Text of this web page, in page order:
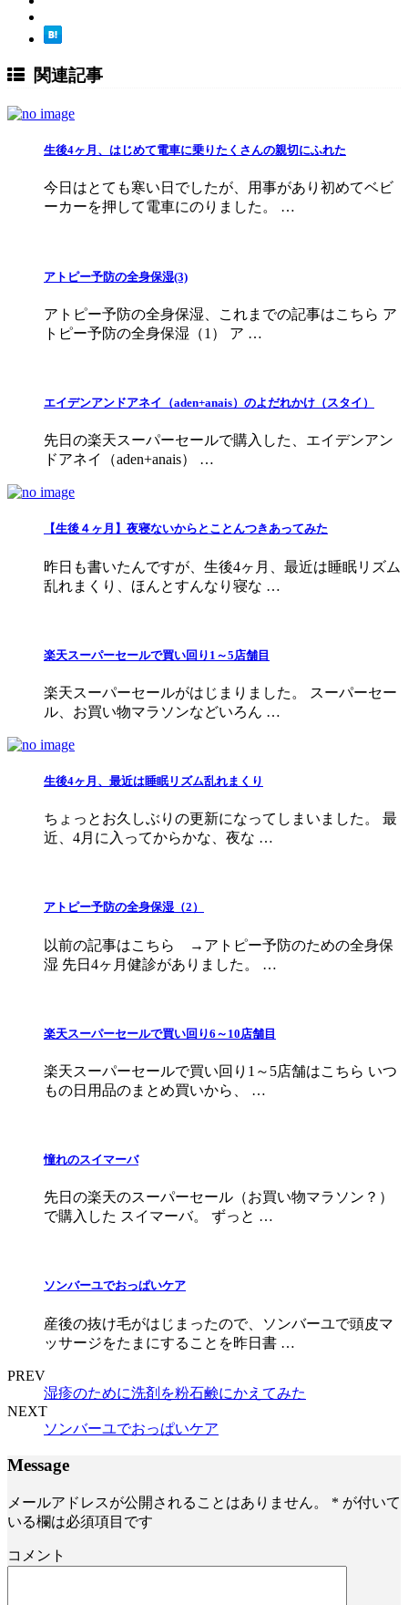
関連記事
生後4ヶ月、はじめて電車に乗りたくさんの親切にふれた
今日はとても寒い日でしたが、用事があり初めてベビ
ーカーを押して電車にのりました。 …
アトピー予防の全身保湿(3)
アトピー予防の全身保湿、これまでの記事はこちら ア
トピー予防の全身保湿（1） ア …
エイデンアンドアネイ（aden+anais）のよだれかけ（スタイ）
先日の楽天スーパーセールで購入した、エイデンアン
ドアネイ（aden+anais） …
【生後４ヶ月】夜寝ないからとことんつきあってみた
昨日も書いたんですが、生後4ヶ月、最近は睡眠リズム
乱れまくり、ほんとすんなり寝な …
楽天スーパーセールで買い回り1～5店舗目
楽天スーパーセールがはじまりました。 スーパーセー
ル、お買い物マラソンなどいろん …
生後4ヶ月、最近は睡眠リズム乱れまくり
ちょっとお久しぶりの更新になってしまいました。 最
近、4月に入ってからかな、夜な …
アトピー予防の全身保湿（2）
以前の記事はこちら →アトピー予防のための全身保
湿 先日4ヶ月健診がありました。 …
楽天スーパーセールで買い回り6～10店舗目
楽天スーパーセールで買い回り1～5店舗はこちら いつ
もの日用品のまとめ買いから、 …
憧れのスイマーバ
先日の楽天のスーパーセール（お買い物マラソン？）
で購入した スイマーバ。 ずっと …
ソンバーユでおっぱいケア
産後の抜け毛がはじまったので、ソンバーユで頭皮マ
ッサージをたまにすることを昨日書 …
PREV
湿疹のために洗剤を粉石鹸にかえてみた
NEXT
ソンバーユでおっぱいケア
Message
メールアドレスが公開されることはありません。 * が付いて
いる欄は必須項目です
コメント